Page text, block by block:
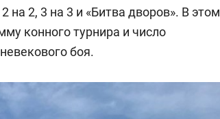
2, 3 на 3 и «Битва дворов». В этом
конного турнира и число
боя.